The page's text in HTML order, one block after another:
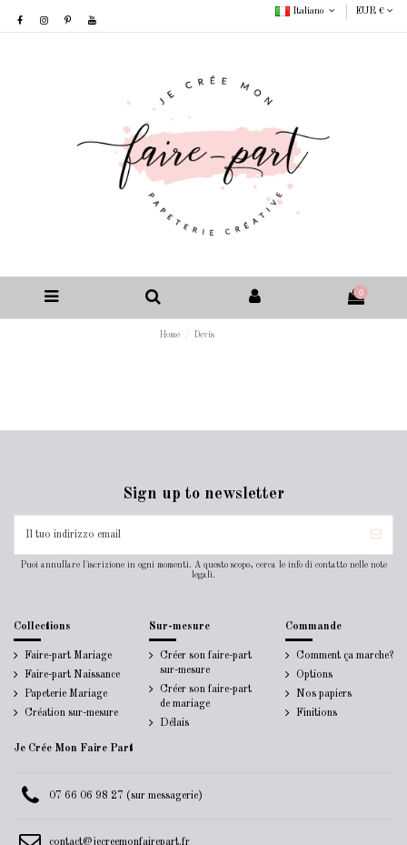
Italiano EUR €
0
Home Devis
Sign up to newsletter
Puoi annullare l'iscrizione in ogni momenti. A questo scopo, cerca le info di contatto nelle note
legali.
Collections
Faire-part Mariage
Faire-part Naissance
Papeterie Mariage
Création sur-mesure
Sur-mesure
Créer son faire-part
sur-mesure
Créer son faire-part
de mariage
Délais
Commande
Comment ça marche?
Options
Nos papiers
Finitions
Je Crée Mon Faire Part
07 66 06 98 27 (sur messagerie)
contact@jecreemonfairepart.fr